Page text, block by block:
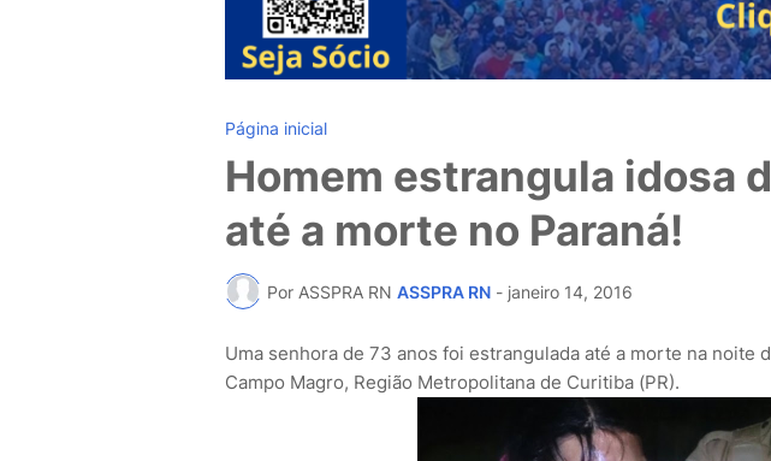
Página inicial
Homem estrangula idosa
até a morte no Paraná!
Por ASSPRA RN ASSPRA RN - janeiro 14, 2016
Uma senhora de 73 anos foi estrangulada até a morte na noite
Campo Magro, Região Metropolitana de Curitiba (PR).